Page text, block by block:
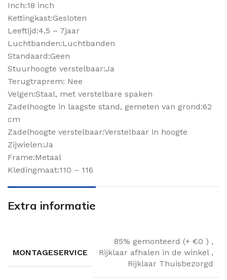
Inch:18 inch
Kettingkast:Gesloten
Leeftijd:4,5 – 7jaar
Luchtbanden:Luchtbanden
Standaard:Geen
Stuurhoogte verstelbaar:Ja
Terugtraprem: Nee
Velgen:Staal, met verstelbare spaken
Zadelhoogte in laagste stand, gemeten van grond:62
cm
Zadelhoogte verstelbaar:Verstelbaar in hoogte
Zijwielen:Ja
Frame:Metaal
Kledingmaat:110 – 116
Extra informatie
MONTAGESERVICE
85% gemonteerd (+ €0 ) ,
Rijklaar afhalen in de winkel ,
Rijklaar Thuisbezorgd